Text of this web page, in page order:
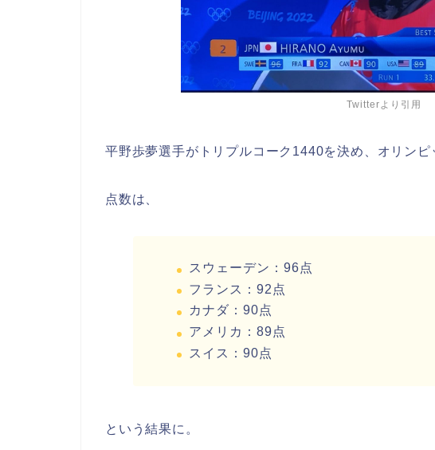
Twitterより引用
平野歩夢選手がトリプルコーク1440を決め、オリンピ
点数は、
スウェーデン：96点
フランス：92点
カナダ：90点
アメリカ：89点
スイス：90点
という結果に。